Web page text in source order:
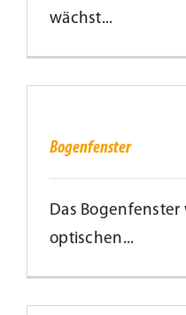
Newswächst...
Bogenfenster
Das
optischen...